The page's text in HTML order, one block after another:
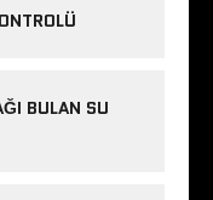
BULAN SU